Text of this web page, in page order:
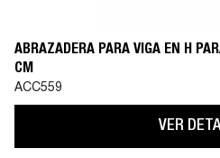
ABRAZADERA PARA VIGA EN H
CM
ACC559
VER